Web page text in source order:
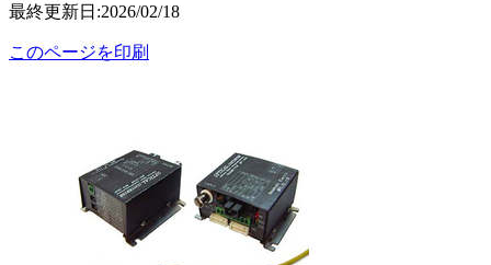
最終更新日:2026/02/18
このページを印刷